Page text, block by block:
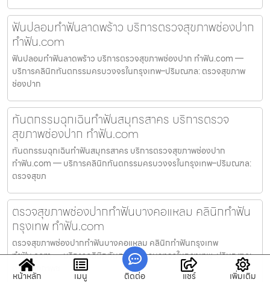
ฟันปลอมทำฟันลาดพร้าว บริการตรวจสุขภาพช่องปาก
ทำฟัน.com
ฟันปลอมทำฟันลาดพร้าว บริการตรวจสุขภาพช่องปาก ทำฟัน.com —
บริการคลินิกทันตกรรมครบวงจรในกรุงเทพ–ปริมณฑล: ตรวจสุขภาพ
ช่องปาก
ทันตกรรมฉุกเฉินทำฟันสมุทรสาคร บริการตรวจ
สุขภาพช่องปาก ทำฟัน.com
ทันตกรรมฉุกเฉินทำฟันสมุทรสาคร บริการตรวจสุขภาพช่องปาก
ทำฟัน.com — บริการคลินิกทันตกรรมครบวงจรในกรุงเทพ–ปริมณฑล:
ตรวจสุขภ
ตรวจสุขภาพช่องปากทำฟันบางคอแหลม คลินิกทำฟัน
กรุงเทพ ทำฟัน.com
ตรวจสุขภาพช่องปากทำฟันบางคอแหลม คลินิกทำฟันกรุงเทพ
ทำฟัน.com — บริการคลินิกทันตกรรมครบวงจรในกรุงเทพ–ปริมณฑล:
ตรวจสุขภาพช
หน้าหลัก เมนู ติดต่อ แชร์ เพิ่มเติม